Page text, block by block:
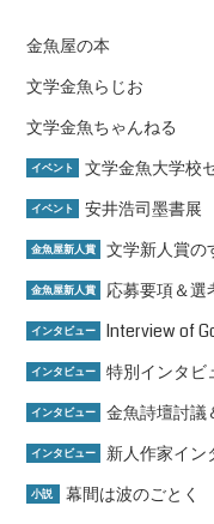
金魚屋の本
文学金魚らじお
文学金魚ちゃんねる
イベント 文学金魚大学校
イベント 安井浩司墨書展
金魚屋新人賞 文学新人賞
金魚屋新人賞 応募要項＆選
インタビュー Interview of
インタビュー 特別インタビ
インタビュー 金魚詩壇討議
インタビュー 新人作家イン
小説 幕間は波のごとく